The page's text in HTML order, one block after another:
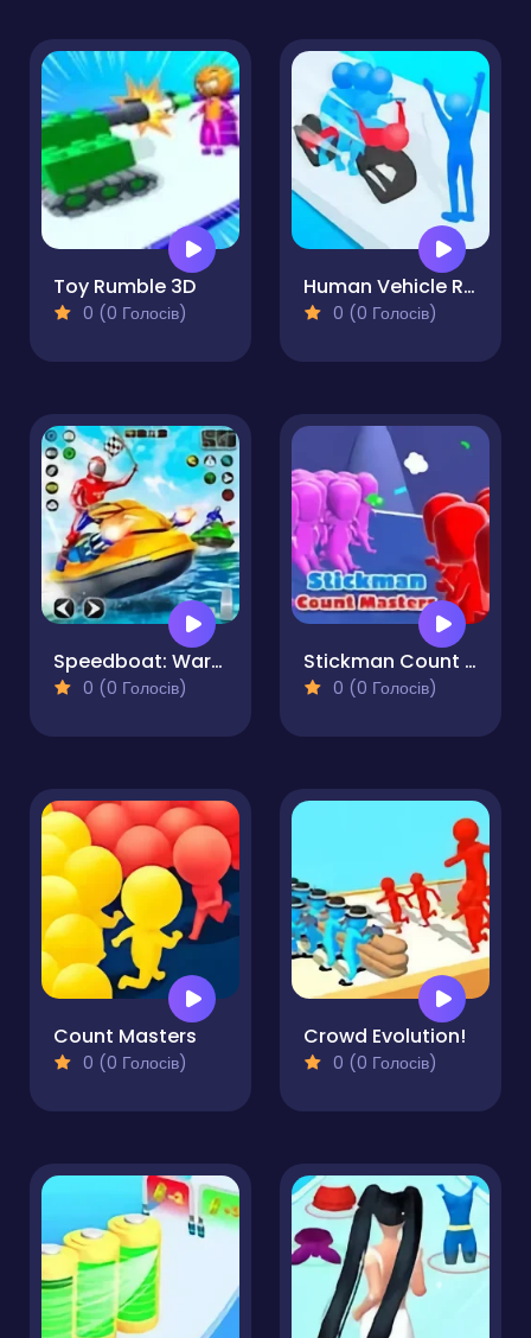
Toy Rumble 3D
0 (0 Голосів)
Human Vehicle Run
0 (0 Голосів)
Speedboat: Warer Shooting
0 (0 Голосів)
Stickman Count Masters
0 (0 Голосів)
Count Masters
0 (0 Голосів)
Crowd Evolution!
0 (0 Голосів)